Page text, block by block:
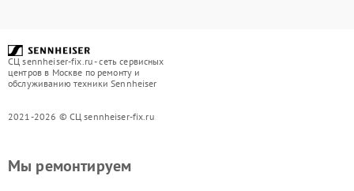
СЦ sennheiser-fix.ru - сеть сервисных
центров в Москве по ремонту и
обслуживанию техники Sennheiser
2021-2026 © СЦ sennheiser-fix.ru
Мы ремонтируем